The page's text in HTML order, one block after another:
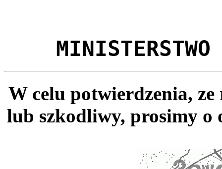
MINISTERSTWO
W celu potwierdzenia,
lub szkodliwy, prosimy o